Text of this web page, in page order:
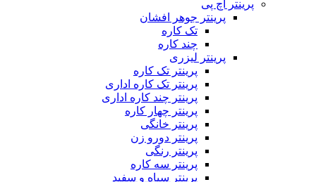
پرینتر اچ پی
پرینتر جوهر افشان
تک کاره
چند کاره
پرینتر لیزری
پرینتر تک کاره
پرینتر تک کاره اداری
پرینتر چند کاره اداری
پرینتر چهار کاره
پرینتر خانگی
پرینتر دورو زن
پرینتر رنگی
پرینتر سه کاره
پرینتر سیاه و سفید